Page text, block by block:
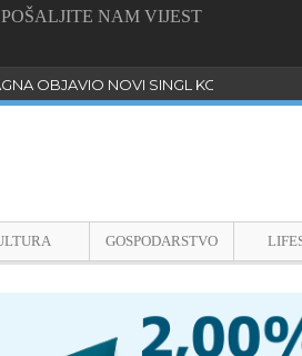
POŠALJITE NAM VIJEST
OBJAVIO NOVI SINGL KOJI
GOSPODARSTVO